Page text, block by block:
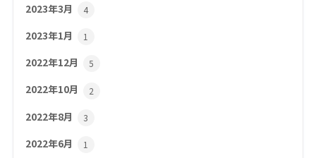
2023年3月 4
2023年1月 1
2022年12月 5
2022年10月 2
2022年8月 3
2022年6月 1